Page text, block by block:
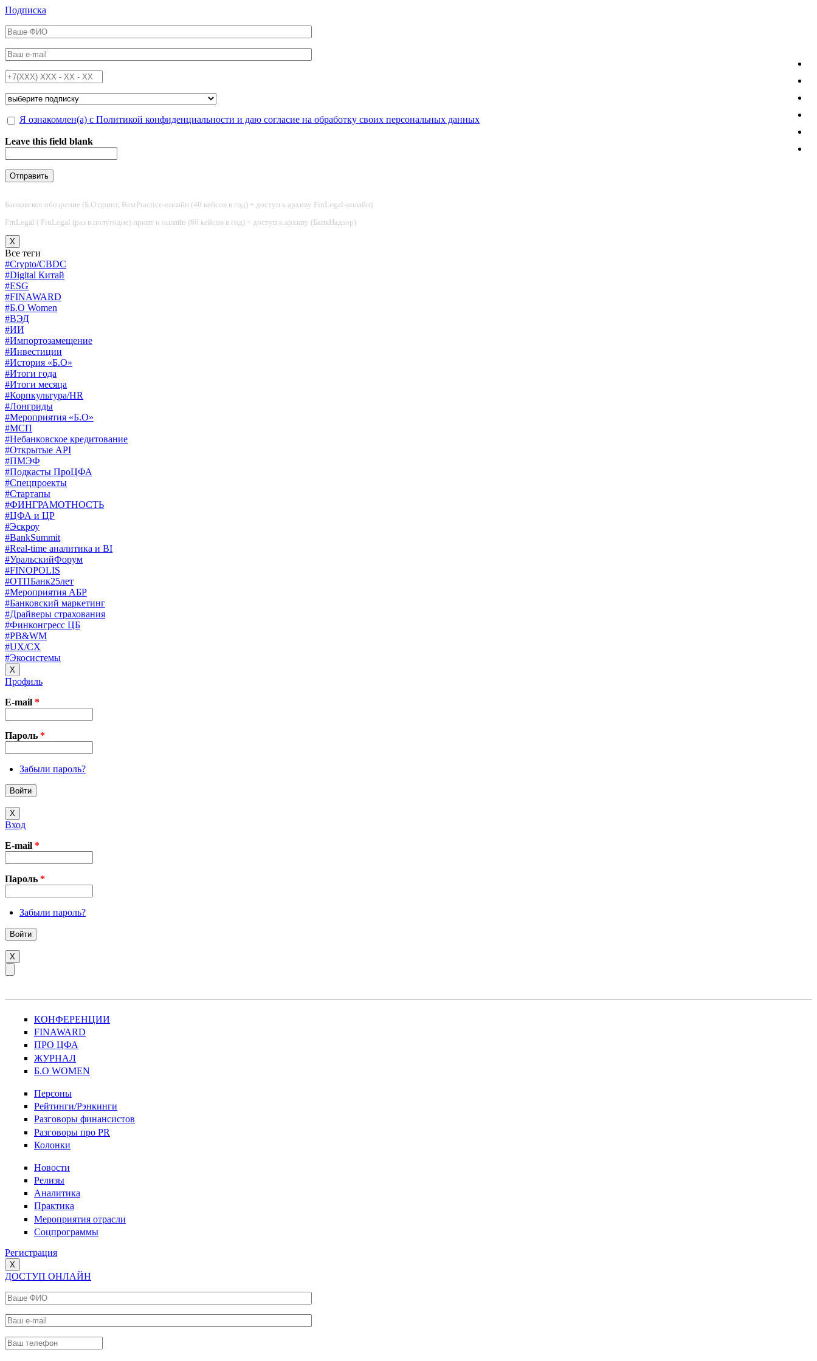
Перейти к основному содержанию
Подписка
ФИО*
Email*
Телефон*
Подписка на*
Обработка персональных данных*
Я ознакомлен(а) с Политикой конфиденциальности и даю согласие на обработку своих персональных данных
Leave this field blank
Банковское обозрение (Б.О принт, BestPractice-онлайн (40 кейсов в год) + доступ к архиву FinLegal-онлайн)
FinLegal ( FinLegal (раз в полугодие) принт и онлайн (60 кейсов в год) + доступ к архиву (БанкНадзор)
X
Все теги
#Crypto/CBDC
#Digital Китай
#ESG
#FINAWARD
#Б.О Women
#ВЭД
#ИИ
#Импортозамещение
#Инвестиции
#История «Б.О»
#Итоги года
#Итоги месяца
#Корпкультура/HR
#Лонгриды
#Мероприятия «Б.О»
#МСП
#Небанковское кредитование
#Открытые API
#ПМЭФ
#Подкасты ПроЦФА
#Спецпроекты
#Стартапы
#ФИНГРАМОТНОСТЬ
#ЦФА и ЦР
#Эскроу
#BankSummit
#Real-time аналитика и BI
#УральскийФорум
#FINOPOLIS
#ОТПБанк25лет
#Мероприятия АБР
#Банковский маркетинг
#Драйверы страхования
#Финконгресс ЦБ
#PB&WM
#UX/CX
#Экосистемы
X
Профиль
E-mail *
Пароль *
Забыли пароль?
X
Вход
E-mail *
Пароль *
Забыли пароль?
X
КОНФЕРЕНЦИИ
FINAWARD
ПРО ЦФА
ЖУРНАЛ
Б.О WOMEN
Персоны
Рейтинги/Рэнкинги
Разговоры финансистов
Разговоры про PR
Колонки
Новости
Релизы
Аналитика
Практика
Мероприятия отрасли
Соцпрограммы
Регистрация
X
ДОСТУП ОНЛАЙН
Ваше ФИО
Ваш e-mail
Ваш телефон